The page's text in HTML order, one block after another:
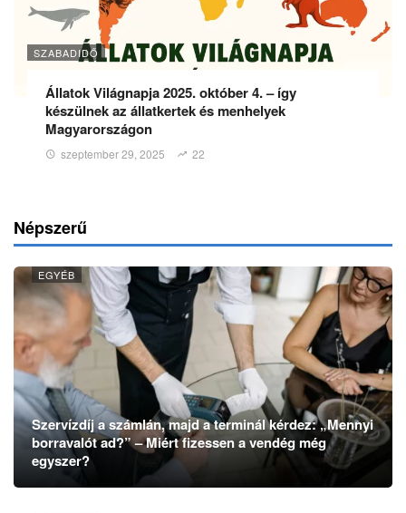
SZABADIDŐ
Állatok Világnapja 2025. október 4. – így
készülnek az állatkertek és menhelyek
Magyarországon
szeptember 29, 2025 22
Népszerű
EGYÉB
Szervízdíj a számlán, majd a terminál kérdez: „Mennyi
borravalót ad?” – Miért fizessen a vendég még
egyszer?